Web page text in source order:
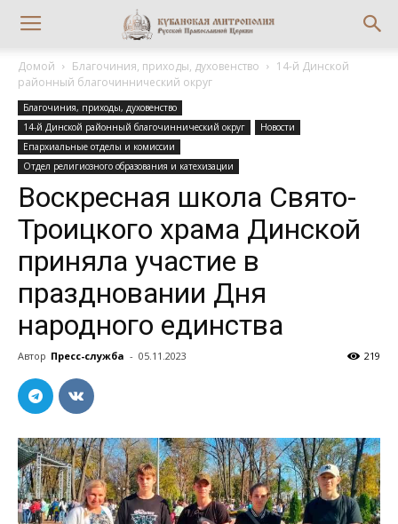
Домой Благочиния, приходы, духовенство
14-й Динской
районный благочиннический округ
Благочиния, приходы, духовенство
14-й Динской районный благочиннический округ
Новости
Епархиальные отделы и комиссии
Отдел религиозного образования и катехизации
Воскресная школа Свято-
Троицкого храма Динской
приняла участие в
праздновании Дня
народного единства
Автор Пресс-служба - 05.11.2023 219